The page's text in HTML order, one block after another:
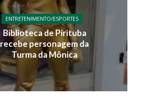
ENTRETENIMENTO/ESPORTES
Biblioteca de Pirituba
recebe personagem da
Turma da Mônica